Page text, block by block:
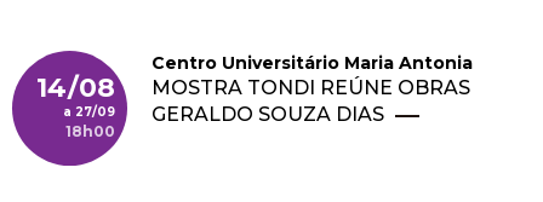
14/08
27/09
18h00
Centro Universitário Maria Antonia
MOSTRA TONDI REÚNE OBRAS
GERALDO SOUZA DIAS